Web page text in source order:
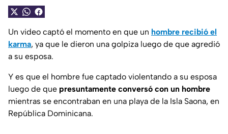
Un video captó el momento en que un hombre recibió el
karma, ya que le dieron una golpiza luego de que agredió
a su esposa.
Y es que el hombre fue captado violentando a su esposa
luego de que presuntamente conversó con un hombre
mientras se encontraban en una playa de la Isla Saona, en
República Dominicana.